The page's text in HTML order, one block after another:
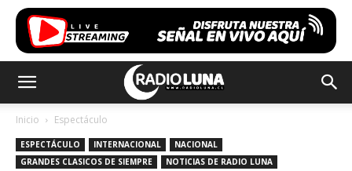
Inicio Espectáculo
ESPECTÁCULO INTERNACIONAL
NACIONAL
GRANDES CLASICOS DE SIEMPRE
NOTICIAS DE RADIO LUNA